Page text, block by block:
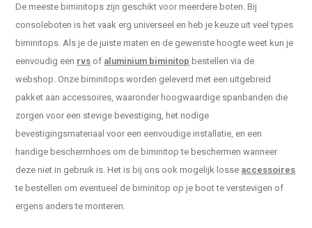
De meeste biminitops zijn geschikt voor meerdere boten. Bij
consoleboten is het vaak erg universeel en heb je keuze uit veel types
biminitops. Als je de juiste maten en de gewenste hoogte weet kun je
eenvoudig een rvs of aluminium biminitop bestellen via de
webshop. Onze biminitops worden geleverd met een uitgebreid
pakket aan accessoires, waaronder hoogwaardige spanbanden die
zorgen voor een stevige bevestiging, het nodige
bevestigingsmateriaal voor een eenvoudige installatie, en een
handige beschermhoes om de biminitop te beschermen wanneer
deze niet in gebruik is. Het is bij ons ook mogelijk losse accessoires
te bestellen om eventueel de biminitop op je boot te verstevigen of
ergens anders te monteren.